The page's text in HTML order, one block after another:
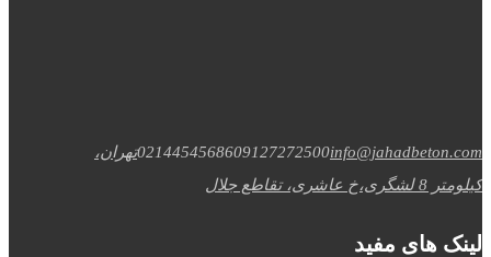
0214454568609127272500info@jahadbeton.com
تهران،
کیلومتر 8 لشگری،خ عاشری، تقاطع جلال
لینک های مفید